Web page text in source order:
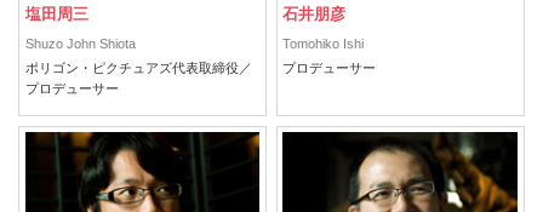
塩田周三
Shuzo John Shiota
ポリゴン・ピクチュアズ代表取締役／
プロデューサー
石井朋彦
Tomohiko Ishi
プロデューサー